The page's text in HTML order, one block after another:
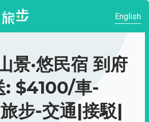
English
景·悠民宿 到府
: $4100/車-
步-交通|接駁|